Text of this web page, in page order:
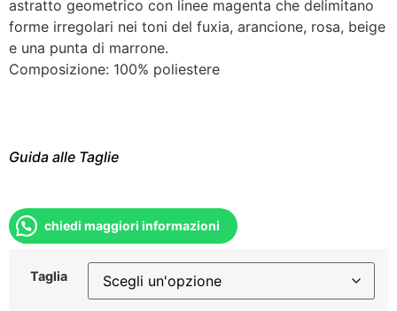
astratto geometrico con linee magenta che delimitano
forme irregolari nei toni del fuxia, arancione, rosa, beige
e una punta di marrone.
Composizione: 100% poliestere
Guida alle Taglie
chiedi maggiori informazioni
Taglia